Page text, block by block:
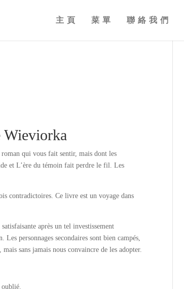
主頁 菜單 聯絡我們
Wieviorka
qui vous fait sentir, mais dont les
et L’ère du témoin fait perdre le fil. Les
contradictoires. Ce livre est un voyage dans
après un tel investissement
personnages secondaires sont bien campés,
sans jamais nous convaincre de les adopter.
oublié.